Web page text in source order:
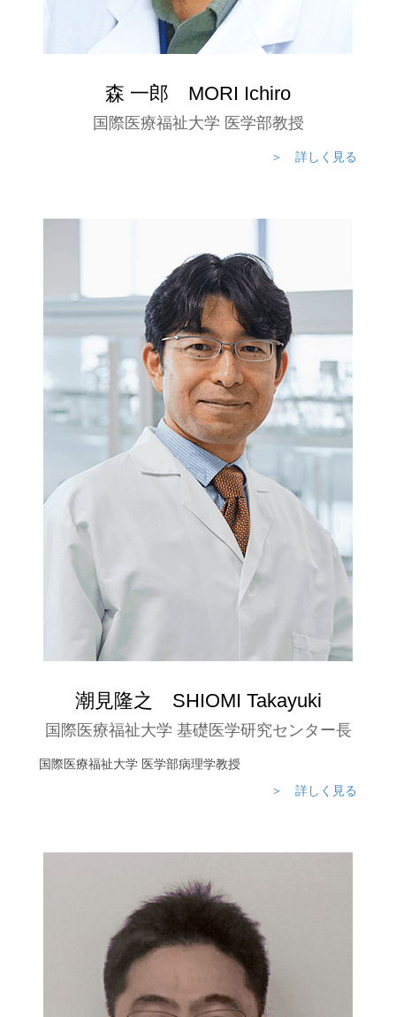
森 一郎 MORI Ichiro
国際医療福祉大学 医学部教授
＞ 詳しく見る
潮見隆之 SHIOMI Takayuki
国際医療福祉大学 基礎医学研究センター長
国際医療福祉大学 医学部病理学教授
＞ 詳しく見る